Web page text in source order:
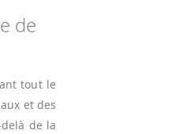
de
tout le
et des
de la